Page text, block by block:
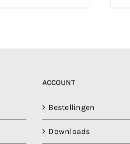
ACCOUNT
Bestellingen
Downloads